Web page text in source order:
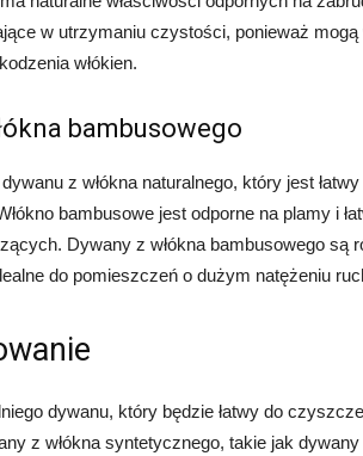
w utrzymaniu czystości, ponieważ
włókien.
bambusowego
z włókna naturalnego, który jest
bambusowe jest odporne na plamy i
Dywany z włókna bambusowego są
do pomieszczeń o dużym natężeniu
dywanu, który będzie łatwy do
z włókna syntetycznego, takie jak